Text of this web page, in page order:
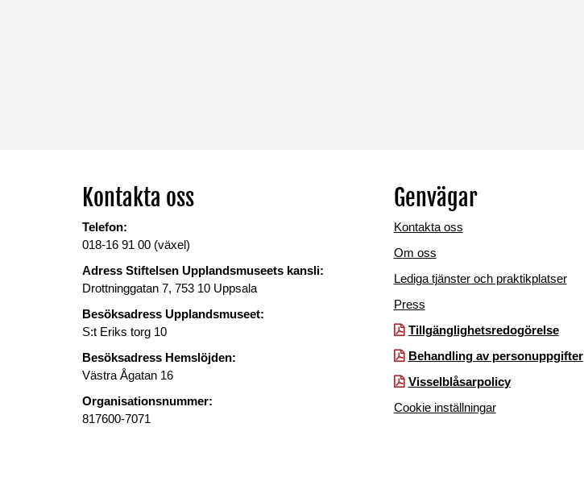
Kontakta oss
Telefon:
018-16 91 00 (växel)
Adress Stiftelsen Upplandsmuseets kansli:
Drottninggatan 7, 753 10 Uppsala
Besöksadress Upplandsmuseet:
S:t Eriks torg 10
Besöksadress Hemslöjden:
Västra Ågatan 16
Organisationsnummer:
817600-7071
Genvägar
Kontakta oss
Om oss
Lediga tjänster och praktikplatser
Press
Tillgänglighetsredogörelse
Behandling av personuppgifter
Visselblåsarpolicy
Cookie inställningar